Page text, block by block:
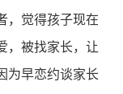
，觉得孩子现在
，被找家长，让
为早恋约谈家长